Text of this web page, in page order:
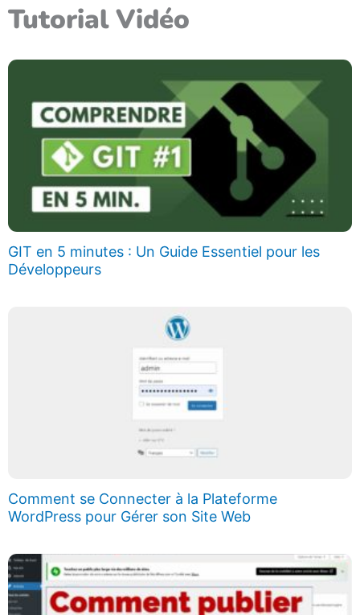
Tutorial Vidéo
GIT en 5 minutes : Un Guide Essentiel pour les
Développeurs
Comment se Connecter à la Plateforme
WordPress pour Gérer son Site Web